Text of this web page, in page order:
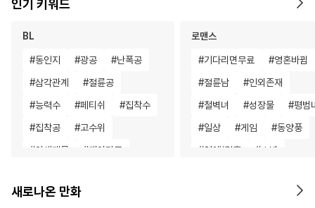
인기 키워드
BL
#동인지 #광공 #난폭공
#삼각관계 #절륜공
#능력수 #페티쉬 #집착수
#집착공 #고수위
#이세계물 #개아가공
#순정공 #다공일수
로맨스
#기다리면무료 #영혼바뀜
#절륜남 #인외존재
#철벽녀 #성장물 #평범
#일상 #게임 #동양풍
#연애/결혼 # 소년
새로나온 만화